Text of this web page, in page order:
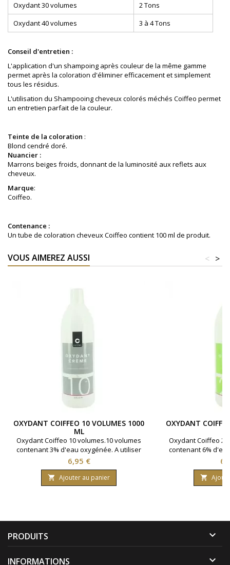
Oxydant 30 volumes
2 Tons
Oxydant 40 volumes
3 à 4 Tons
Conseil d'entretien :
L'application d'un shampoing après couleur de la même gamme
permet après la coloration d'éliminer efficacement et simplement
tous les résidus.
L'utilisation du Shampooing cheveux colorés méchés Coiffeo permet
un entretien parfait de la couleur.
Teinte de la coloration :
Blond cendré doré.
Nuancier :
Marrons beiges froids, donnant de la luminosité aux reflets aux
cheveux.
Marque:
Coiffeo.
Contenance :
Un tube de coloration cheveux Coiffeo contient 100 ml de produit.
VOUS AIMEREZ AUSSI >
<
OXYDANT COIFFEO 10 VOLUMES 1000
ML
Oxydant Coiffeo 10 volumes.10 volumes
contenant 3% d'eau oxygénée. A utiliser
avec la coloration cheveux Coiffeo pour
un parfait rendu.Bouteille contenant 1000
ml.
Prix
6,95 €
 Ajouter au panier
OXYDANT
Oxydant Coiffeo
contenant 6%
avec la coloration
un parfait

PRODUITS 
INFORMATIONS 